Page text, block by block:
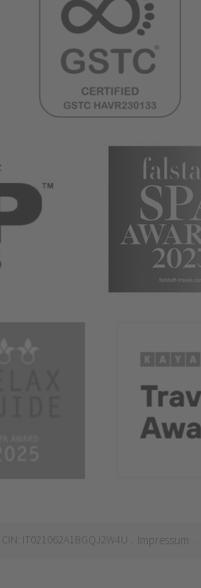
. CIN: IT021062A1BGQJ2W4U Impressum